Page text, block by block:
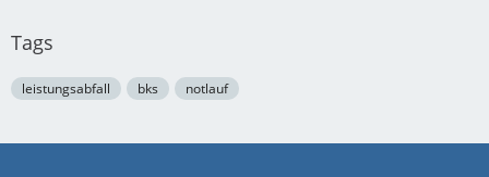
Tags
leistungsabfall bks notlauf